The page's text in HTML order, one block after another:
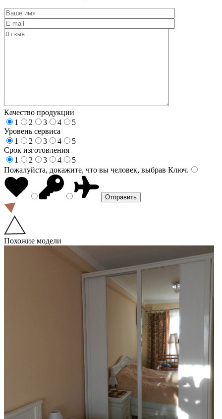
Качество продукции
1
2 3 4
5
Уровень сервиса
1
2 3 4
5
Срок изготовления
1
2 3 4
5
Пожалуйста, докажите, что вы человек, выбрав Ключ.
Похожие модели